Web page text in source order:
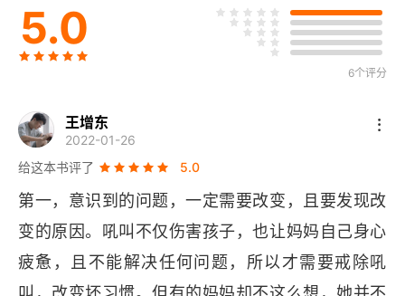
第二章 再认识一下叛逆期吧！
06 妈妈眼中的“叛逆幼儿”——孩子真的无意去“对
07 按时吃饭睡觉太困难了——用对方法，孩子乖乖
配合
08 在家折腾，出门抱抱——发现孩子的安全感与被
09 孩子的“不听话与对着干”——成长，是一件令人
惊喜的事
5.0
6个评分
王增东
2022-01-26
给这本书评了
5.0
第一，意识到的问题，一定需要改变，且要发现改
变的原因。吼叫不仅伤害孩子，也让妈妈自己身心
疲惫，且不能解决任何问题，所以才需要戒除吼